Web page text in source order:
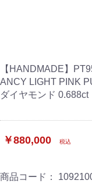
【HANDMADE】
ANCY LIGHT PINK
ダイヤモンド 0.688ct
￥880,000 税込
商品コード：